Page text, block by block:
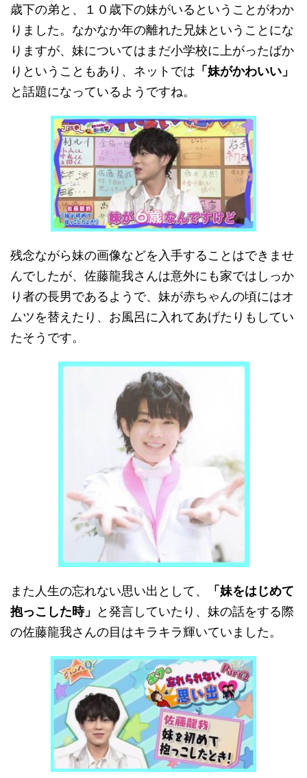
歳下の弟と、１０歳下の妹がいるということがわか
りました。なかなか年の離れた兄妹ということにな
りますが、妹についてはまだ小学校に上がったばか
りということもあり、ネットでは 「妹がかわいい」
と話題になっているようですね。
残念ながら妹の画像などを入手することはできませ
んでしたが、佐藤龍我さんは意外にも家ではしっか
り者の長男であるようで、妹が赤ちゃんの頃にはオ
ムツを替えたり、お風呂に入れてあげたりもしてい
たそうです。
また人生の忘れない思い出として、
「妹をはじめて
抱っこした時」
と発言していたり、妹の話をする際
の佐藤龍我さんの目はキラキラ輝いていました。